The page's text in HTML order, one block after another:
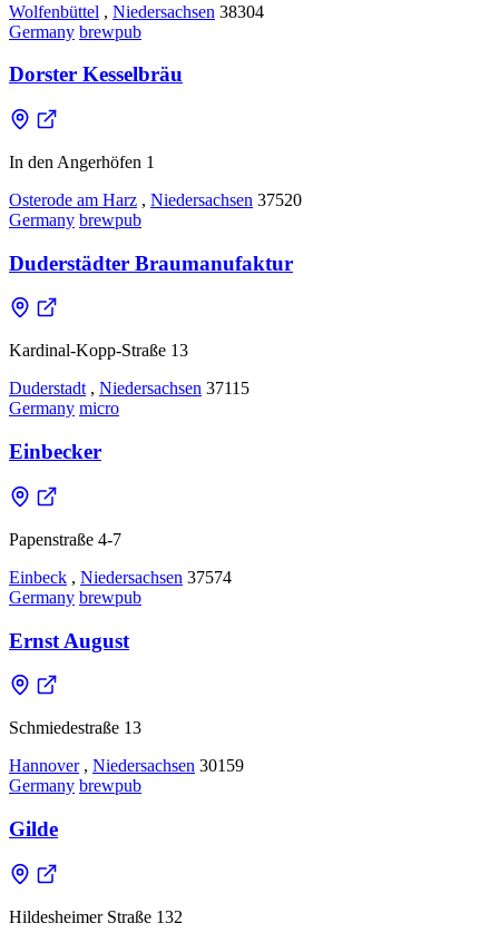
Wolfenbüttel , Niedersachsen 38304
Germany brewpub
Dorster Kesselbräu
In den Angerhöfen 1
Osterode am Harz , Niedersachsen 37520
Germany brewpub
Duderstädter Braumanufaktur
Kardinal-Kopp-Straße 13
Duderstadt , Niedersachsen 37115
Germany micro
Einbecker
Papenstraße 4-7
Einbeck , Niedersachsen 37574
Germany brewpub
Ernst August
Schmiedestraße 13
Hannover , Niedersachsen 30159
Germany brewpub
Gilde
Hildesheimer Straße 132